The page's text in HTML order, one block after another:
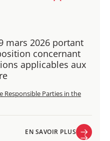
mars 2026 portant
concernant
applicables aux
Responsible Parties in the
EN SAVOIR PLUS